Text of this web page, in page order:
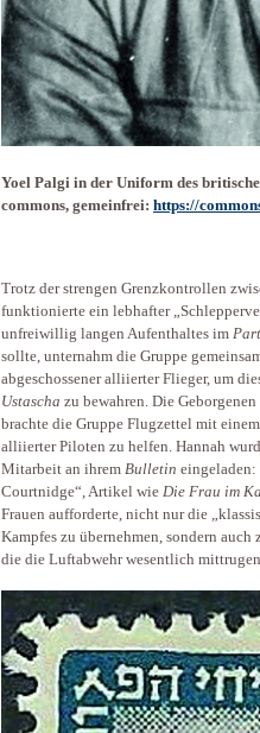
Yoel Palgi in der Uniform des
commons, gemeinfrei: https://
Trotz der strengen Grenzkontrollen
funktionierte ein lebhafter
unfreiwillig langen Aufenthaltes im
sollte, unternahm die Gruppe
abgeschossener alliierter Flieger, um
Ustascha zu bewahren. Die
brachte die Gruppe Flugzettel mit
alliierter Piloten zu helfen. Hannah
Mitarbeit an ihrem Bulletin eingeladen:
Courtnidge“, Artikel wie Die Frau im
Frauen aufforderte, nicht nur die
Kampfes zu übernehmen, sondern
die die Luftabwehr wesentlich